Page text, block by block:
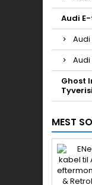
Audi
Audi
Audi
Ghost
MEST